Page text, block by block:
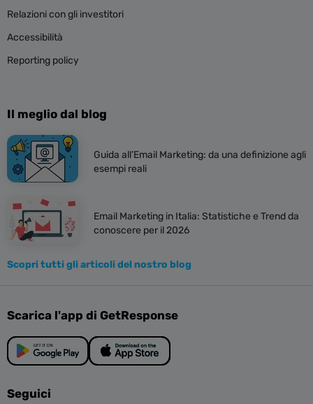
Relazioni con gli investitori
Accessibilità
Reporting policy
Il meglio dal blog
Guida all’Email Marketing: da una definizione agli
esempi reali
Email Marketing in Italia: Statistiche e Trend da
conoscere per il 2026
Scopri tutti gli articoli del nostro blog
Scarica l'app di GetResponse
Seguici